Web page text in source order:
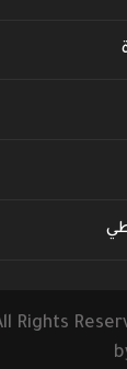
Rights